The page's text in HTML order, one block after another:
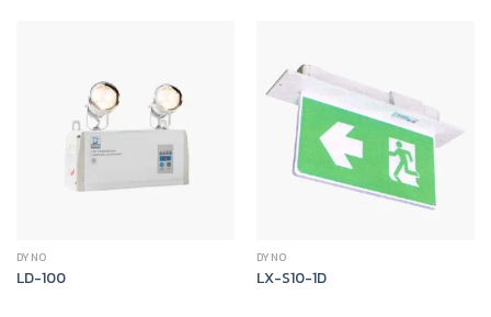
DYNO
LD-100
DYNO
LX-S10-1D